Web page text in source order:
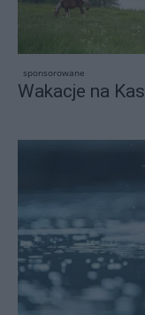
sponsorowane
Wakacje na